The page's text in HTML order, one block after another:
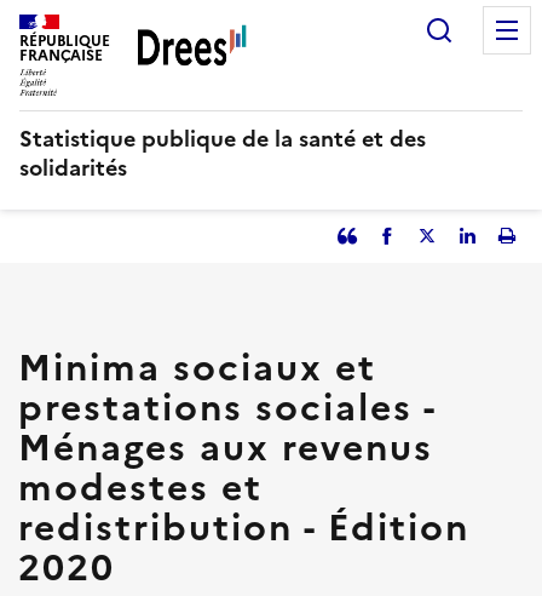
Aller
au
contenu
principal
RÉPUBLIQUE
FRANÇAISE
Statistique publique de la santé et des
solidarités
Partager
citation
Facebook
Partager
Partager
Minima sociaux et
prestations sociales -
Ménages aux revenus
modestes et
redistribution - Édition
2020